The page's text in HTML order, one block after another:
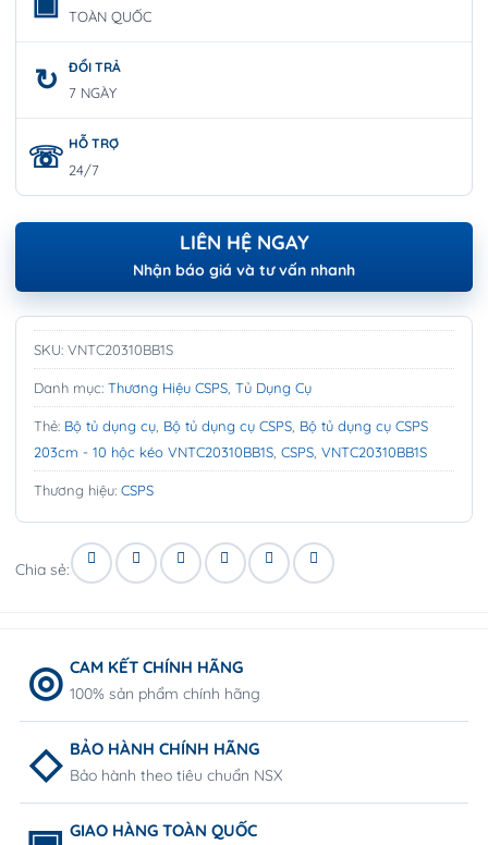
TOÀN QUỐC
ĐỔI TRẢ
7 NGÀY
HỖ TRỢ
24/7
LIÊN HỆ NGAY
Nhận báo giá và tư vấn nhanh
SKU: VNTC20310BB1S
Danh mục: Thương Hiệu CSPS, Tủ Dụng Cụ
Thẻ: Bộ tủ dụng cụ, Bộ tủ dụng cụ CSPS, Bộ tủ dụng cụ CSPS
203cm - 10 hộc kéo VNTC20310BB1S, CSPS, VNTC20310BB1S
Thương hiệu: CSPS
Chia sẻ:
CAM KẾT CHÍNH HÃNG
100% sản phẩm chính hãng
BẢO HÀNH CHÍNH HÃNG
Bảo hành theo tiêu chuẩn NSX
GIAO HÀNG TOÀN QUỐC